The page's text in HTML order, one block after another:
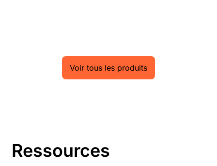
Voir tous les produits
Ressources